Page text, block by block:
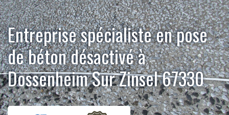
Entreprise spécialiste en pose
de béton désactivé à
Dossenheim Sur Zinsel 67330